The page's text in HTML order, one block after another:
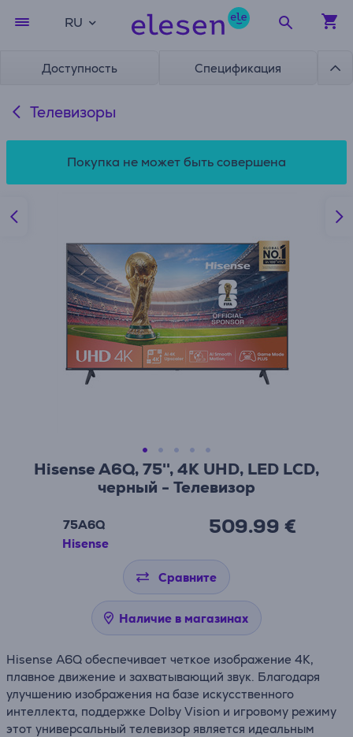
RU
Доступность Спецификация
Телевизоры
Покупка не может быть совершена
Hisense A6Q, 75'', 4K UHD, LED LCD,
черный - Телевизор
75A6Q
Hisense
509.99 €
Сравните
Наличие в магазинах
Hisense A6Q обеспечивает четкое изображение 4K,
плавное движение и захватывающий звук. Благодаря
улучшению изображения на базе искусственного
интеллекта, поддержке Dolby Vision и игровому режиму
этот универсальный телевизор является идеальным